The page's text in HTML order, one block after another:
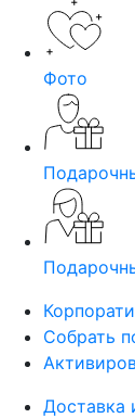
Фото
Собрать
Доставка